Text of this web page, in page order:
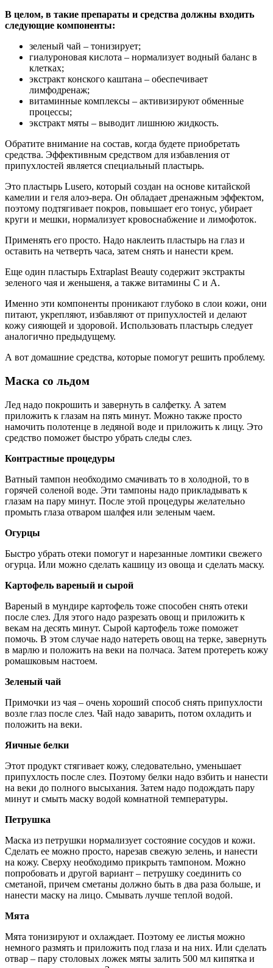
В целом, в такие препараты и средства должны входить
следующие компоненты:
зеленый чай – тонизирует;
гиалуроновая кислота – нормализует водный баланс в
клетках;
экстракт конского каштана – обеспечивает
лимфодренаж;
витаминные комплексы – активизируют обменные
процессы;
экстракт мяты – выводит лишнюю жидкость.
Обратите внимание на состав, когда будете приобретать
средства. Эффективным средством для избавления от
припухлостей является специальный пластырь.
Это пластырь Lusero, который создан на основе китайской
камелии и геля алоэ-вера. Он обладает дренажным эффектом,
поэтому подтягивает покров, повышает его тонус, убирает
круги и мешки, нормализует кровоснабжение и лимофоток.
Применять его просто. Надо наклеить пластырь на глаз и
оставить на четверть часа, затем снять и нанести крем.
Еще один пластырь Extraplast Beauty содержит экстракты
зеленого чая и женьшеня, а также витамины С и А.
Именно эти компоненты проникают глубоко в слои кожи, они
питают, укрепляют, избавляют от припухлостей и делают
кожу сияющей и здоровой. Использовать пластырь следует
аналогично предыдущему.
А вот домашние средства, которые помогут решить проблему.
Маска со льдом
Лед надо покрошить и завернуть в салфетку. А затем
приложить к глазам на пять минут. Можно также просто
намочить полотенце в ледяной воде и приложить к лицу. Это
средство поможет быстро убрать следы слез.
Контрастные процедуры
Ватный тампон необходимо смачивать то в холодной, то в
горячей соленой воде. Эти тампоны надо прикладывать к
глазам на пару минут. После этой процедуры желательно
промыть глаза отваром шалфея или зеленым чаем.
Огурцы
Быстро убрать отеки помогут и нарезанные ломтики свежего
огурца. Или можно сделать кашицу из овоща и сделать маску.
Картофель вареный и сырой
Вареный в мундире картофель тоже способен снять отеки
после слез. Для этого надо разрезать овощ и приложить к
векам на десять минут. Сырой картофель тоже поможет
помочь. В этом случае надо натереть овощ на терке, завернуть
в марлю и положить на веки на полчаса. Затем протереть кожу
ромашковым настоем.
Зеленый чай
Примочки из чая – очень хороший способ снять припухлости
возле глаз после слез. Чай надо заварить, потом охладить и
положить на веки.
Яичные белки
Этот продукт стягивает кожу, следовательно, уменьшает
припухлость после слез. Поэтому белки надо взбить и нанести
на веки до полного высыхания. Затем надо подождать пару
минут и смыть маску водой комнатной температуры.
Петрушка
Маска из петрушки нормализует состояние сосудов и кожи.
Сделать ее можно просто, нарезав свежую зелень, и нанести
на кожу. Сверху необходимо прикрыть тампоном. Можно
попробовать и другой вариант – петрушку соединить со
сметаной, причем сметаны должно быть в два раза больше, и
нанести маску на лицо. Смывать лучше теплой водой.
Мята
Мята тонизируют и охлаждает. Поэтому ее листья можно
немного размять и приложить под глаза и на них. Или сделать
отвар – пару столовых ложек мяты залить 500 мл кипятка и